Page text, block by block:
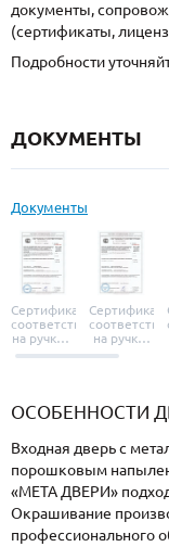
документы,
(сертификаты,
Подробности
ДОКУМЕНТЫ
Документы
Сертификат
соответствия
на ручки и
броненакладки
Сертификат
на ручки-
защелки
ОСОБЕННОСТИ
Входная дверь с
порошковым
«МЕТА ДВЕРИ»
Окрашивание
профессионального